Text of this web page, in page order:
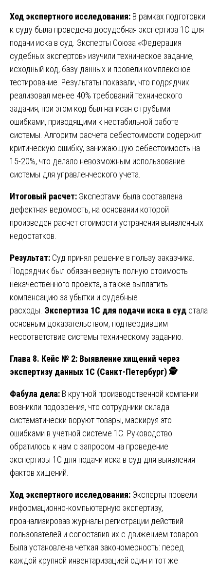
Ход экспертного исследования: В рамках подготовки
к суду была проведена досудебная экспертиза 1С для
подачи иска в суд. Эксперты Союза «Федерация
судебных экспертов» изучили техническое задание,
исходный код, базу данных и провели комплексное
тестирование. Результаты показали, что подрядчик
реализовал менее 40% требований технического
задания, при этом код был написан с грубыми
ошибками, приводящими к нестабильной работе
системы. Алгоритм расчета себестоимости содержит
критическую ошибку, занижающую себестоимость на
15-20%, что делало невозможным использование
системы для управленческого учета.
Итоговый расчет: Экспертами была составлена
дефектная ведомость, на основании которой
произведен расчет стоимости устранения выявленных
недостатков.
Результат: Суд принял решение в пользу заказчика.
Подрядчик был обязан вернуть полную стоимость
некачественного проекта, а также выплатить
компенсацию за убытки и судебные
расходы. Экспертиза 1С для подачи иска в суд стала
основным доказательством, подтвердившим
несоответствие системы техническому заданию.
Глава 8. Кейс № 2: Выявление хищений через
экспертизу данных 1С (Санкт-Петербург)🕵
Фабула дела: В крупной производственной компании
возникли подозрения, что сотрудники склада
систематически воруют товары, маскируя это
ошибками в учетной системе 1С. Руководство
обратилось к нам с запросом на проведение
экспертизы 1С для подачи иска в суд для выявления
фактов хищений.
Ход экспертного исследования: Эксперты провели
информационно-компьютерную экспертизу,
проанализировав журналы регистрации действий
пользователей и сопоставив их с движением товаров.
Была установлена четкая закономерность: перед
каждой крупной инвентаризацией один и тот же